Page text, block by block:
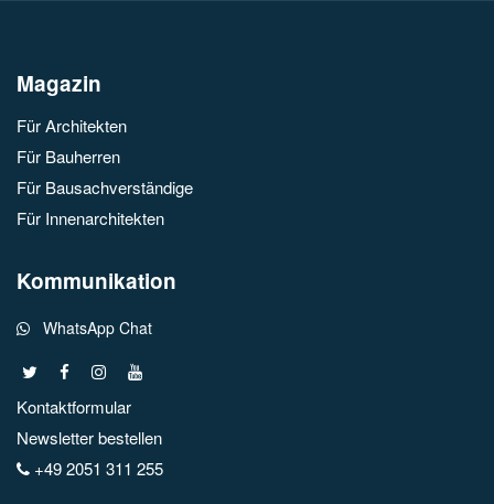
Magazin
Für Architekten
Für Bauherren
Für Bausachverständige
Für Innenarchitekten
Kommunikation
WhatsApp Chat
Kontaktformular
Newsletter bestellen
+49 2051 311 255